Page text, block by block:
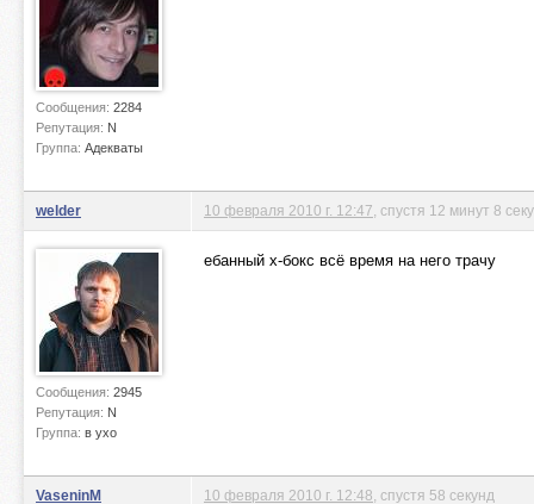
Сообщения: 2284
Репутация: N
Группа: Адекваты
welder
Сообщения: 2945
Репутация: N
Группа: в ухо
10 февраля 2010 г. 12:47 , спустя 12 минут 8
ебанный х-бокс всё время на него трачу
VaseninM 10 февраля 2010 г. 12:48 , спустя 58 секунд